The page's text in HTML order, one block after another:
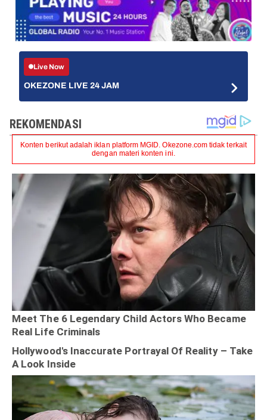
Live Now
OKEZONE LIVE 24 JAM